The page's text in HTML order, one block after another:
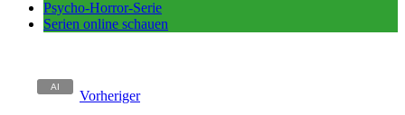
Psycho-Horror-Serie
Serien online schauen
Vorheriger